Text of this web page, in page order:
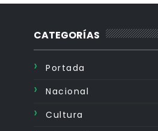
CATEGORÍAS
Portada
Nacional
Cultura